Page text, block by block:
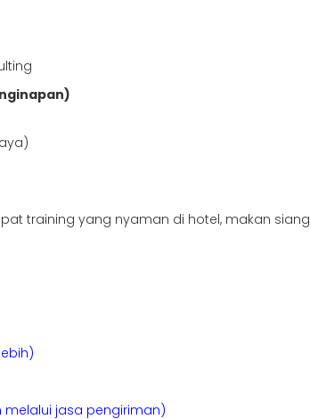
training yang nyaman di hotel, makan
jasa pengiriman)